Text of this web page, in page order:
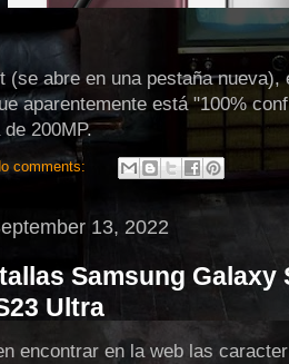
(se abre en una pestaña
aparentemente está "100%
200MP.
comments:
13, 2022
Samsung Galaxy
Ultra
encontrar en la web las